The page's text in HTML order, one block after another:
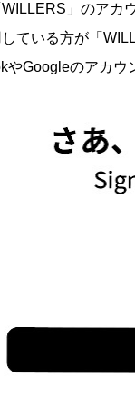
」のアカ
ている方が「
やGoogleのアカウ